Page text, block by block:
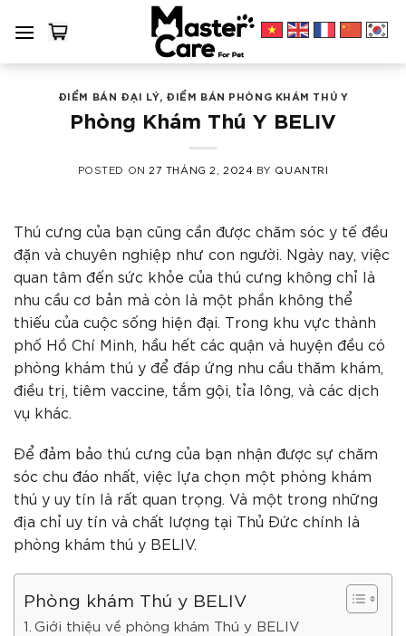
ĐIỂM BÁN ĐẠI LÝ, ĐIỂM BÁN PHÒNG KHÁM THÚ Y
Phòng Khám Thú Y BELIV
POSTED ON 27 THÁNG 2, 2024 BY QUANTRI
Thú cưng của bạn cũng cần được chăm sóc y tế đều
đặn và chuyên nghiệp như con người. Ngày nay, việc
quan tâm đến sức khỏe của thú cưng không chỉ là
nhu cầu cơ bản mà còn là một phần không thể
thiếu của cuộc sống hiện đại. Trong khu vực thành
phố Hồ Chí Minh, hầu hết các quận và huyện đều có
phòng khám thú y để đáp ứng nhu cầu thăm khám,
điều trị, tiêm vaccine, tắm gội, tỉa lông, và các dịch
vụ khác.
Để đảm bảo thú cưng của bạn nhận được sự chăm
sóc chu đáo nhất, việc lựa chọn một phòng khám
thú y uy tín là rất quan trọng. Và một trong những
địa chỉ uy tín và chất lượng tại Thủ Đức chính là
phòng khám thú y BELIV.
Phòng khám Thú y BELIV
Giới thiệu về phòng khám Thú y BELIV